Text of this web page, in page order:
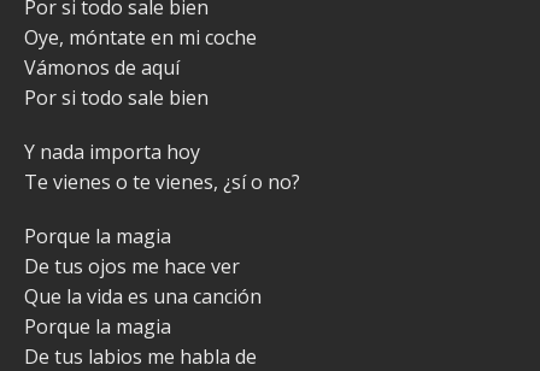
Por si todo sale bien
Oye, móntate en mi coche
Vámonos de aquí
Por si todo sale bien
Y nada importa hoy
Te vienes o te vienes, ¿sí o no?
Porque la magia
De tus ojos me hace ver
Que la vida es una canción
Porque la magia
De tus labios me habla de